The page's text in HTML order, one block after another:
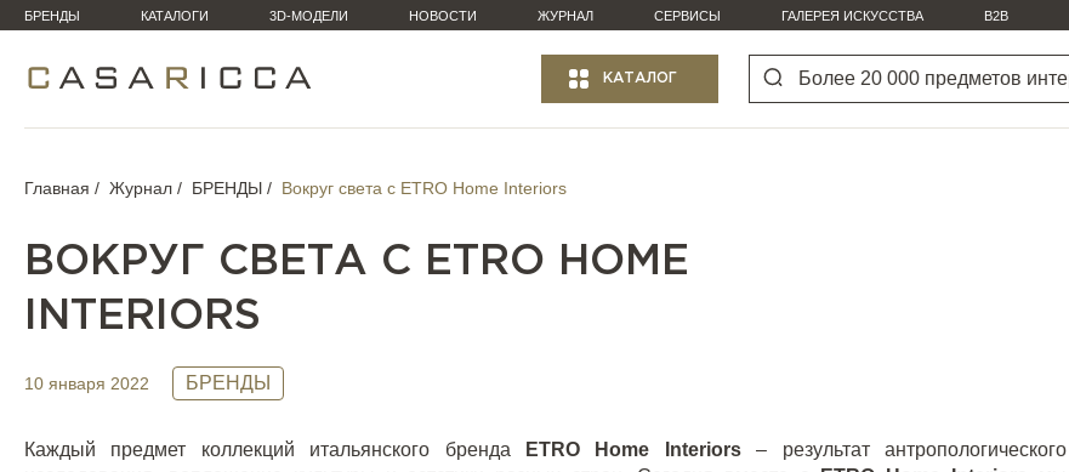
БРЕНДЫ КАТАЛОГИ 3D-МОДЕЛИ НОВОСТИ ЖУРНАЛ СЕРВИСЫ ГАЛЕРЕЯ ИСКУССТВА B2B
КАТАЛОГ
Главная Журнал БРЕНДЫ Вокруг света с ETRO Home Interiors
ВОКРУГ СВЕТА С ETRO HOME
INTERIORS
10 января 2022 БРЕНДЫ
Каждый предмет коллекций итальянского бренда ETRO Home Interiors
– результат антропологического